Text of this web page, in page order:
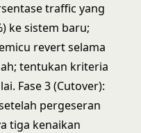
traffic yang
ke sistem baru;
revert selama
tentukan kriteria
Fase 3 (Cutover):
pergeseran
tiga kenaikan